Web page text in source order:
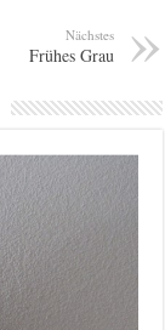
Nächstes
Frühes Grau